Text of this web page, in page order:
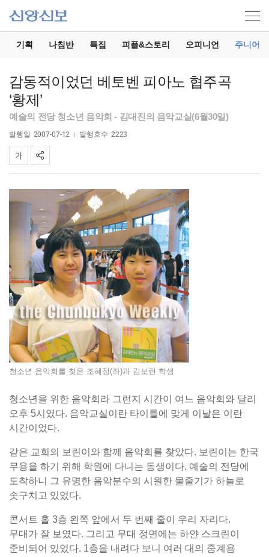
기획 나침반 특집 피플&스토리 오피니언 주니어
감동적이었던 베토벤 피아노 협주곡
‘황제’
예술의 전당 청소년 음악회 - 김대진의 음악교실(6월30일)
발행일 2007-07-12 발행호수 2223
청소년 음악회를 찾은 조혜정(좌)과 김보린 학생
청소년을 위한 음악회라 그런지 시간이 여느 음악회와 달리
오후 5시였다. 음악교실이란 타이틀에 맞게 이날은 이란
시간이었다.
같은 교회의 보린이와 함께 음악회를 찾았다. 보린이는 한국
무용을 하기 위해 학원에 다니는 동생이다. 예술의 전당에
도착하니 그 유명한 음악분수의 시원한 물줄기가 하늘로
솟구치고 있었다.
콘서트 홀 3층 왼쪽 앞에서 두 번째 줄이 우리 자리다.
무대가 잘 보였다. 그리고 무대 정면에는 하얀 스크린이
준비되어 있었다. 1층을 내려다 보니 여러 대의 중계용